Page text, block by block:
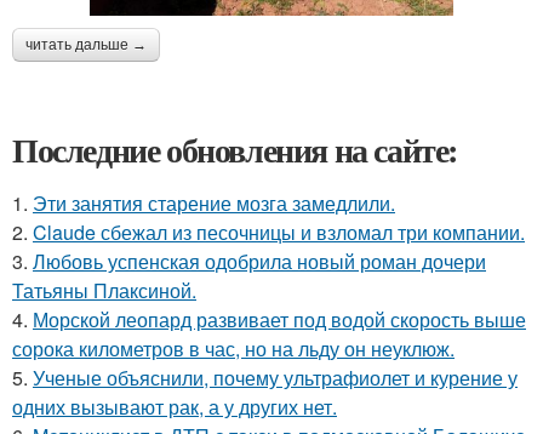
читать дальше →
Последние обновления на сайте:
1. Эти занятия старение мозга замедлили.
2. Claude сбежал из песочницы и взломал три компании.
3. Любовь успенская одобрила новый роман дочери
Татьяны Плаксиной.
4. Морской леопард развивает под водой скорость выше
сорока километров в час, но на льду он неуклюж.
5. Ученые объяснили, почему ультрафиолет и курение у
одних вызывают рак, а у других нет.